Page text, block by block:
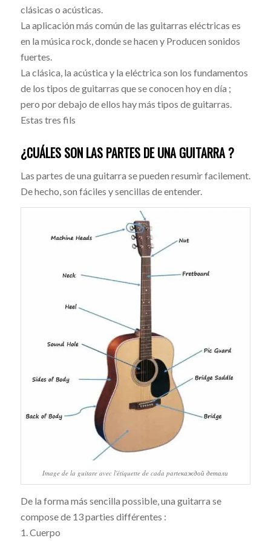
clásicas o acústicas.
La aplicación más común de las guitarras eléctricas es
en la música rock, donde se hacen y Producen sonidos
fuertes.
La clásica, la acústica y la eléctrica son los fundamentos
de los tipos de guitarras que se conocen hoy en día ;
pero por debajo de ellos hay más tipos de guitarras.
Estas tres fils
¿CUÁLES SON LAS PARTES DE UNA GUITARRA ?
Las partes de una guitarra se pueden resumir facilement.
De hecho, son fáciles y sencillas de entender.
Image de la guitare avec l'étiquette de cada parteкаждой детали
De la forma más sencilla possible, una guitarra se
compose de 13 parties différentes :
1. Cuerpo